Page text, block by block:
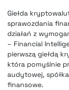
FINTEKEXTRA
OKIEM
Giełda
sprawozdania
działań z
– Financial
pierwszą giełdą
która pomyślnie
audytowej,
finansowe.